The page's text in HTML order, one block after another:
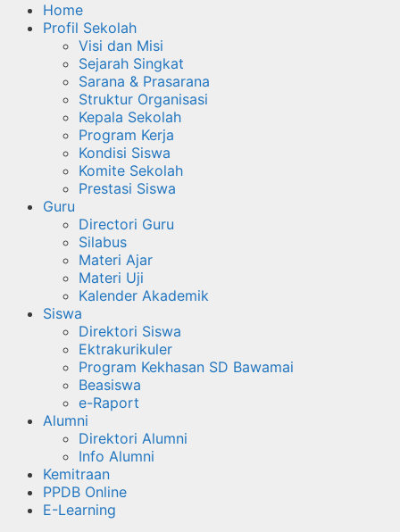
Home
Profil Sekolah
Visi dan Misi
Sejarah Singkat
Sarana & Prasarana
Struktur Organisasi
Kepala Sekolah
Program Kerja
Kondisi Siswa
Komite Sekolah
Prestasi Siswa
Guru
Directori Guru
Silabus
Materi Ajar
Materi Uji
Kalender Akademik
Siswa
Direktori Siswa
Ektrakurikuler
Program Kekhasan SD Bawamai
Beasiswa
e-Raport
Alumni
Direktori Alumni
Info Alumni
Kemitraan
PPDB Online
E-Learning